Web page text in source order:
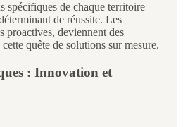
spécifiques de chaque territoire
de réussite. Les
proactives, deviennent des
quête de solutions sur mesure.
: Innovation et